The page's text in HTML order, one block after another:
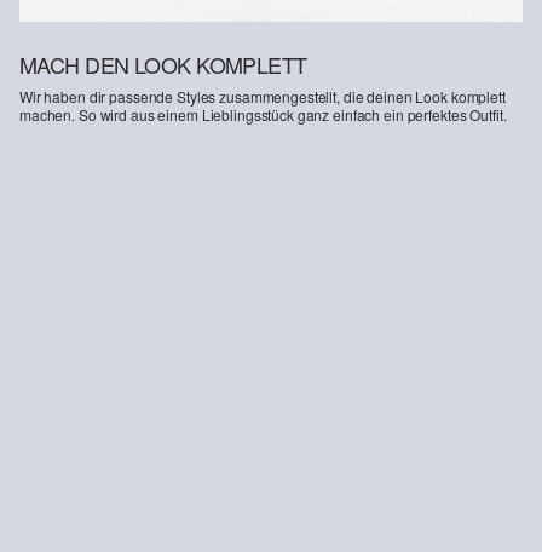
MACH DEN LOOK KOMPLETT
Wir haben dir passende Styles zusammengestellt, die deinen Look komplett
machen. So wird aus einem Lieblingsstück ganz einfach ein perfektes Outfit.